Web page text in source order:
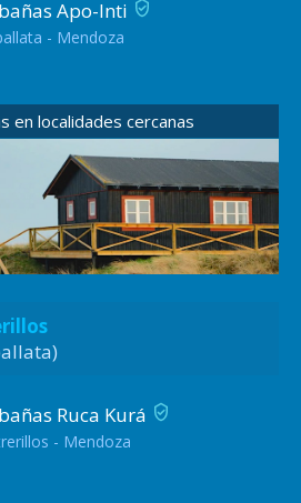
Apo-Inti
- Mendoza
en localidades cercanas
Ruca Kurá
- Mendoza